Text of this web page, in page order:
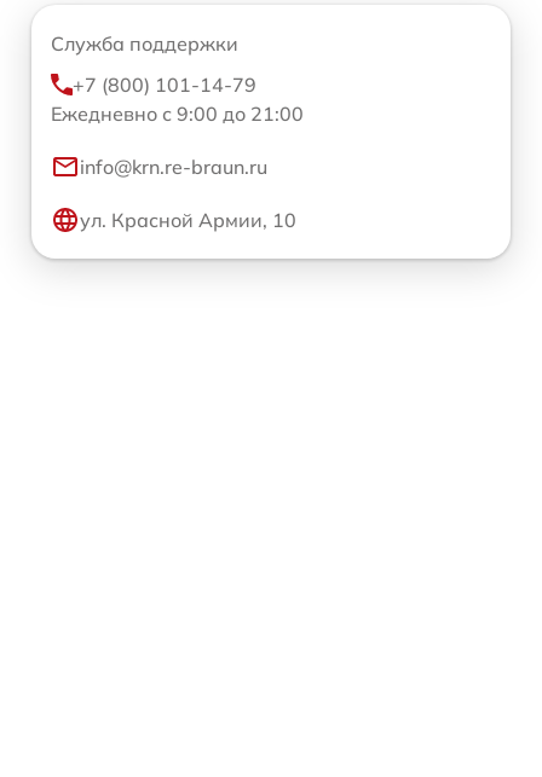
Служба поддержки
+7 (800) 101-14-79
Ежедневно с 9:00 до 21:00
info@krn.re-braun.ru
ул. Красной Армии, 10